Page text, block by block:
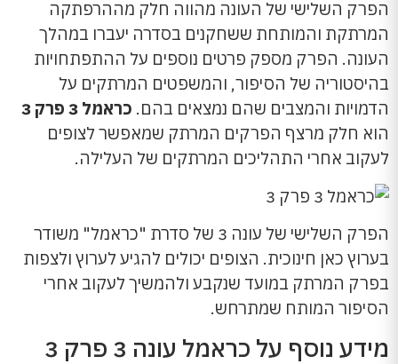
הפרק השלישי של העונה מהווה חלק מההרפתקה
המרתקת והמותחת ששחקנים בסדרה יעברו במהלך
העונה. הפרק מספק פרטים נוספים על ההתפתחויות
בהיסטוריה של הסיפור, והמשפטים המרתקים על
הדמויות והמצבים שהם נמצאים בהם. כראמל 3 פרק 3
הוא חלק מרצף הפרקים המרתק שמאפשר לצופים
לעקוב אחרי התהליכים המרתקים של העלילה.
הפרק השלישי של עונה 3 של סדרת "כראמל" משודר
בערוץ כאן חינוכית. הצופים יכולים להגיע לערוץ ולצפות
בפרק המרתק במועד שנקבע ולהמשיך לעקוב אחרי
הסיפור המותח שמתרחש.
מידע נוסף על כראמל עונה 3 פרק 3